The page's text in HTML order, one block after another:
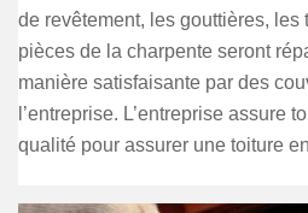
de revêtement, les gouttières, les
pièces de la charpente seront
manière satisfaisante par des
l’entreprise. L’entreprise assure
qualité pour assurer une toiture